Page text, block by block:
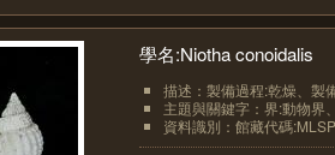
學名:Niotha conoidalis
描述：製備過程:乾燥、製
主題與關鍵字：界:動物界
資料識別：館藏代碼